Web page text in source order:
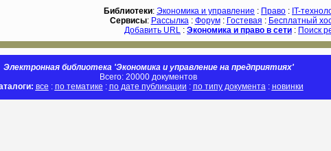
Библиотеки: Экономика и управление : Право : IT-
Сервисы: Рассылка: Форум: Гостевая : Бесплатный
Добавить URL : Экономика и право в сети : Поиск
Электронная библиотека 'Экономика и управление на предприятиях'
Всего: 20000 документов
все : по тематике : по дате публикации : по типу документа: новинки